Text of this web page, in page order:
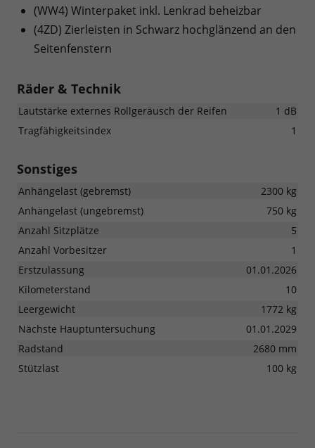
(WW4) Winterpaket inkl. Lenkrad beheizbar
(4ZD) Zierleisten in Schwarz hochglänzend an den
Seitenfenstern
Räder & Technik
Lautstärke externes Rollgeräusch der Reifen
1 dB
Tragfähigkeitsindex
1
Sonstiges
Anhängelast (gebremst)
2300 kg
Anhängelast (ungebremst)
750 kg
Anzahl Sitzplätze
5
Anzahl Vorbesitzer
1
Erstzulassung
01.01.2026
Kilometerstand
10
Leergewicht
1772 kg
Nächste Hauptuntersuchung
01.01.2029
Radstand
2680 mm
Stützlast
100 kg